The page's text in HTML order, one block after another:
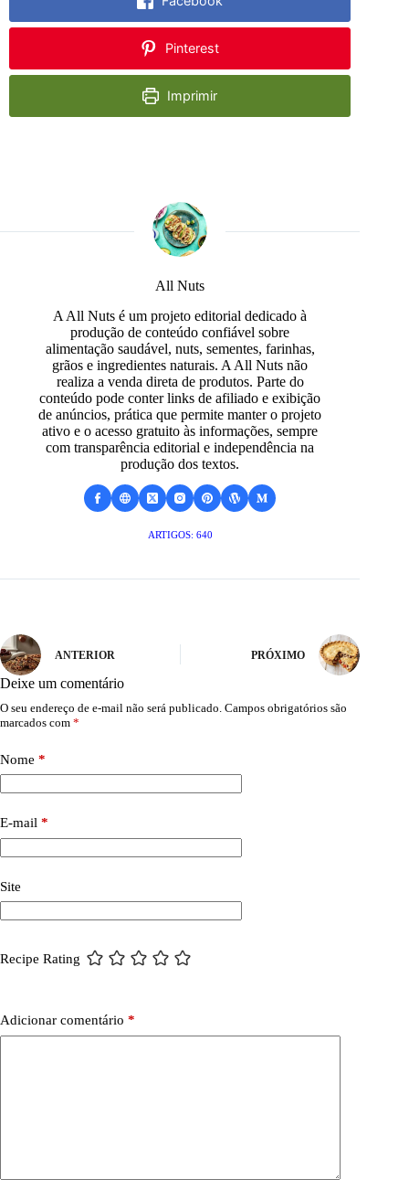
Pinterest
Imprimir
All Nuts
A All Nuts é um projeto editorial dedicado à
produção de conteúdo confiável sobre
alimentação saudável, nuts, sementes, farinhas,
grãos e ingredientes naturais. A All Nuts não
realiza a venda direta de produtos. Parte do
conteúdo pode conter links de afiliado e exibição
de anúncios, prática que permite manter o projeto
ativo e o acesso gratuito às informações, sempre
com transparência editorial e independência na
produção dos textos.
ARTIGOS: 640
ANTERIOR PRÓXIMO
Deixe um comentário
O seu endereço de e-mail não será publicado. Campos obrigatórios são
marcados com *
Nome *
E-mail *
Site
Recipe Rating
Adicionar comentário *